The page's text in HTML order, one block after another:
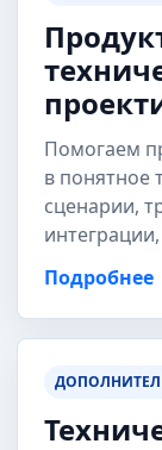
Помогаем
в понятное
сценарии,
Подробнее